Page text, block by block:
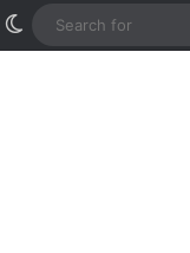
Article
Switch skin